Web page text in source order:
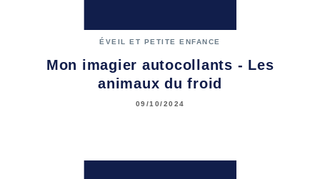
ÉVEIL ET PETITE ENFANCE
Mon imagier autocollants - Les
animaux du froid
09/10/2024